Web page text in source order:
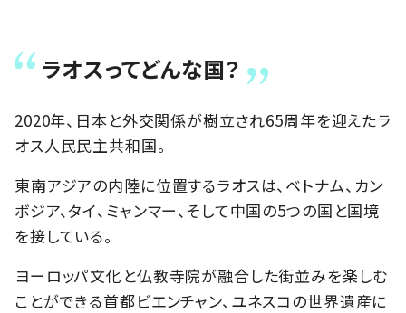
ラオスってどんな国？
2020年、日本と外交関係が樹立され65周年を迎えたラ
オス人民民主共和国。
東南アジアの内陸に位置するラオスは、ベトナム、カン
ボジア、タイ、ミャンマー、そして中国の5つの国と国境
を接している。
ヨーロッパ文化と仏教寺院が融合した街並みを楽しむ
ことができる首都ビエンチャン、ユネスコの世界遺産に